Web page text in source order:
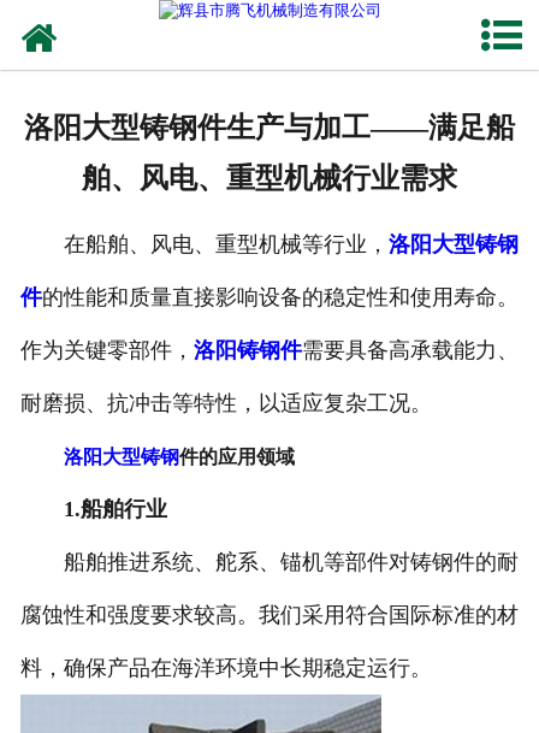
生产能力
联系我们
洛阳大型铸钢件生产与加工——满足船
舶、风电、重型机械行业需求
在船舶、风电、重型机械等行业， 洛阳大型铸钢
件的性能和质量直接影响设备的稳定性和使用寿命。
作为关键零部件， 洛阳铸钢件需要具备高承载能力、
耐磨损、抗冲击等特性，以适应复杂工况。
洛阳大型铸钢件的应用领域
1.船舶行业
船舶推进系统、舵系、锚机等部件对铸钢件的耐
腐蚀性和强度要求较高。我们采用符合国际标准的材
料，确保产品在海洋环境中长期稳定运行。